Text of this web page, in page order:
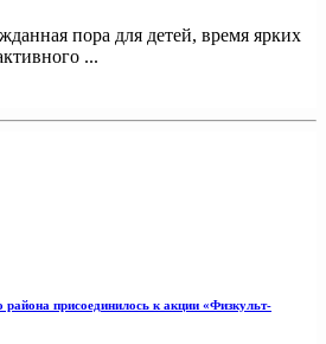
пора для детей, время ярких
...
присоединилось к акции «Физкульт-